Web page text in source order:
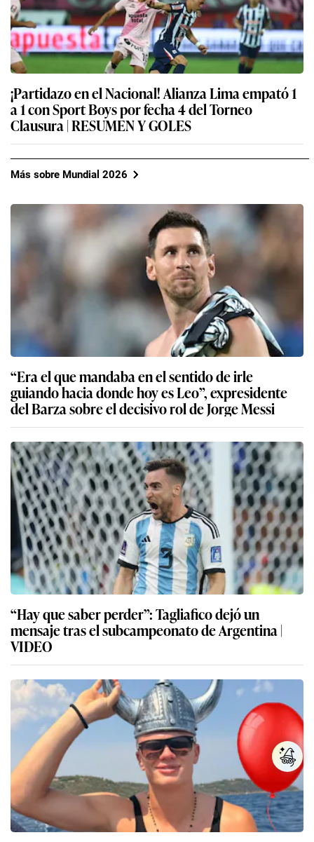
¡Partidazo en el Nacional! Alianza Lima empató 1
a 1 con Sport Boys por fecha 4 del Torneo
Clausura | RESUMEN Y GOLES
Más sobre Mundial 2026
“Era el que mandaba en el sentido de irle
guiando hacia donde hoy es Leo”, expresidente
del Barza sobre el decisivo rol de Jorge Messi
“Hay que saber perder”: Tagliafico dejó un
mensaje tras el subcampeonato de Argentina |
VIDEO